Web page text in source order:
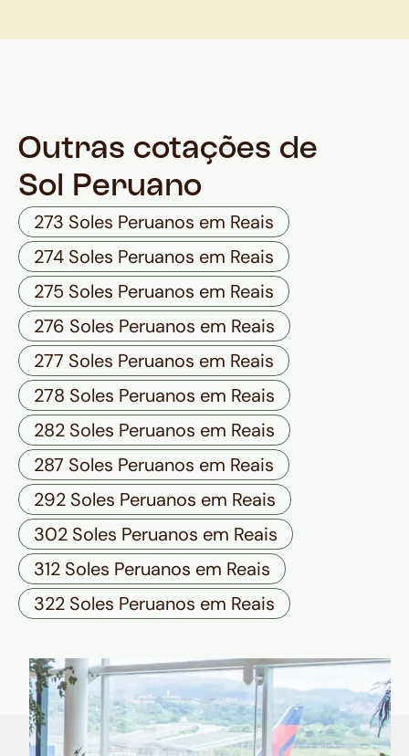
Outras cotações de
Sol Peruano
273 Soles Peruanos em Reais
274 Soles Peruanos em Reais
275 Soles Peruanos em Reais
276 Soles Peruanos em Reais
277 Soles Peruanos em Reais
278 Soles Peruanos em Reais
282 Soles Peruanos em Reais
287 Soles Peruanos em Reais
292 Soles Peruanos em Reais
302 Soles Peruanos em Reais
312 Soles Peruanos em Reais
322 Soles Peruanos em Reais